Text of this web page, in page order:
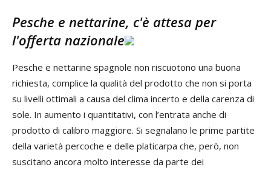
Pesche e nettarine, c'è attesa per
l'offerta nazionale
Pesche e nettarine spagnole non riscuotono una buona
richiesta, complice la qualità del prodotto che non si porta
su livelli ottimali a causa del clima incerto e della carenza di
sole. In aumento i quantitativi, con l’entrata anche di
prodotto di calibro maggiore. Si segnalano le prime partite
della varietà percoche e delle platicarpa che, però, non
suscitano ancora molto interesse da parte dei